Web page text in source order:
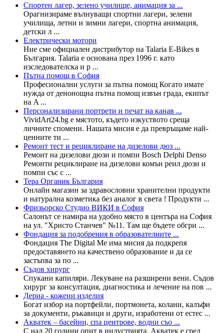
Спортен лагер, зелено училище, анимация за ...
Орагнизираме вълнуващи спортни лагери, зелени
училища, летни и зимни лагери, спортна анимация,
детски л ...
Електрически мотори
Ние сме официален дистрибутор на Talaria E-Bikes в
България. Talaria е основана през 1996 г. като
изследователска и р ...
Пътна помощ в София
Професионални услуги за пътна помощ Когато имате
нужда от денонощна пътна помощ извън града, екипът
на A ...
Персонализирани портрети и печат на канав ...
VividArt24.bg е мястото, където изкуството среща
личните спомени. Нашата мисия е да превръщаме най-
ценните ти ...
Ремонт тест и рециклиране на дизелови дюз ...
Ремонт на дизелови дюзи и помпи Bosch Delphi Denso
Ремонти рециклиране на дизелови комън реил дюзи и
помпи със с ...
Тера Органик България
Онлайн магазин за здравословни хранителни продукти
и натурална козметика без аналог в света ! Продукти ...
Фризьорско Студио ВИКИ в София
Салонът се намира на удобно място в центъра на София
на ул. "Христо Станчев" №11. Там ще бъдете обгри ...
Фондация за подобрения в образователните ...
Фондация The Digital Me има мисия да подкрепя
предоставянето на качествено образование и да се
застъпва за по ...
Съдов хирург
Спукани капиляри. Лекуване на разширени вени. Съдов
хирург за консултация, диагностика и лечение на пов ...
Дериа - кожени изделия
Богат избор на портфейли, портмонета, колани, калъфи
за документи, ръкавици и други, изработени от естес ...
Акватек – басейни, спа центрове, водни съо ...
С над 20 години опит в индустрията, Акватек е сред